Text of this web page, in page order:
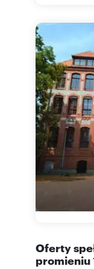
Oferty
promieniu